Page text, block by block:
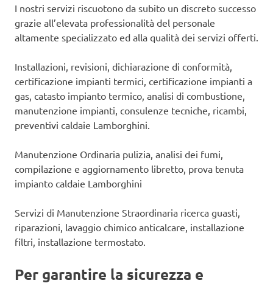
I nostri servizi riscuotono da subito un discreto successo
grazie all’elevata professionalità del personale
altamente specializzato ed alla qualità dei servizi offerti.
Installazioni, revisioni, dichiarazione di conformità,
certificazione impianti termici, certificazione impianti a
gas, catasto impianto termico, analisi di combustione,
manutenzione impianti, consulenze tecniche, ricambi,
preventivi caldaie Lamborghini.
Manutenzione Ordinaria pulizia, analisi dei fumi,
compilazione e aggiornamento libretto, prova tenuta
impianto caldaie Lamborghini
Servizi di Manutenzione Straordinaria ricerca guasti,
riparazioni, lavaggio chimico anticalcare, installazione
filtri, installazione termostato.
Per garantire la sicurezza e